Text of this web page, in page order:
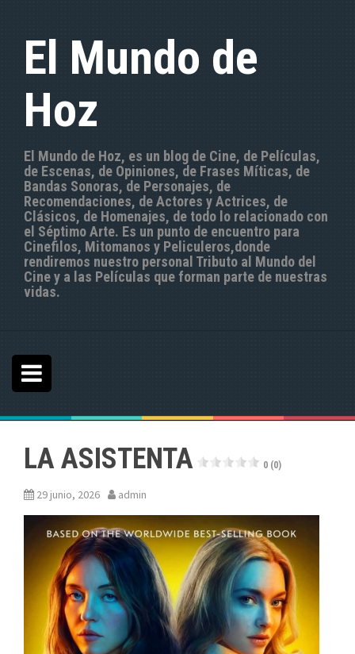
El Mundo de
Hoz
El Mundo de Hoz, es un blog de Cine, de Películas,
de Escenas, de Opiniones, de Frases Míticas, de
Bandas Sonoras, de Personajes, de
Recomendaciones, de Actores y Actrices, de
Clásicos, de Homenajes, de todo lo relacionado con
el Séptimo Arte. Es un punto de encuentro para
Cinefilos, Mitomanos y Peliculeros,donde
rendiremos nuestro personal Tributo al Mundo del
Cine y a las Películas que forman parte de nuestras
vidas.
LA ASISTENTA 0 (0)
29 junio, 2026 admin